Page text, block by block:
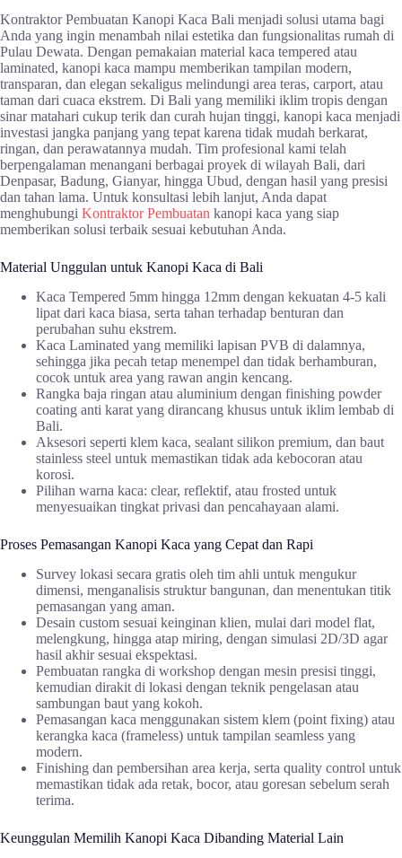
Kontraktor Pembuatan Kanopi Kaca Bali menjadi solusi utama bagi
Anda yang ingin menambah nilai estetika dan fungsionalitas rumah di
Pulau Dewata. Dengan pemakaian material kaca tempered atau
laminated, kanopi kaca mampu memberikan tampilan modern,
transparan, dan elegan sekaligus melindungi area teras, carport, atau
taman dari cuaca ekstrem. Di Bali yang memiliki iklim tropis dengan
sinar matahari cukup terik dan curah hujan tinggi, kanopi kaca menjadi
investasi jangka panjang yang tepat karena tidak mudah berkarat,
ringan, dan perawatannya mudah. Tim profesional kami telah
berpengalaman menangani berbagai proyek di wilayah Bali, dari
Denpasar, Badung, Gianyar, hingga Ubud, dengan hasil yang presisi
dan tahan lama. Untuk konsultasi lebih lanjut, Anda dapat
menghubungi Kontraktor Pembuatan kanopi kaca yang siap
memberikan solusi terbaik sesuai kebutuhan Anda.
Material Unggulan untuk Kanopi Kaca di Bali
Kaca Tempered 5mm hingga 12mm dengan kekuatan 4-5 kali
lipat dari kaca biasa, serta tahan terhadap benturan dan
perubahan suhu ekstrem.
Kaca Laminated yang memiliki lapisan PVB di dalamnya,
sehingga jika pecah tetap menempel dan tidak berhamburan,
cocok untuk area yang rawan angin kencang.
Rangka baja ringan atau aluminium dengan finishing powder
coating anti karat yang dirancang khusus untuk iklim lembab di
Bali.
Aksesori seperti klem kaca, sealant silikon premium, dan baut
stainless steel untuk memastikan tidak ada kebocoran atau
korosi.
Pilihan warna kaca: clear, reflektif, atau frosted untuk
menyesuaikan tingkat privasi dan pencahayaan alami.
Proses Pemasangan Kanopi Kaca yang Cepat dan Rapi
Survey lokasi secara gratis oleh tim ahli untuk mengukur
dimensi, menganalisis struktur bangunan, dan menentukan titik
pemasangan yang aman.
Desain custom sesuai keinginan klien, mulai dari model flat,
melengkung, hingga atap miring, dengan simulasi 2D/3D agar
hasil akhir sesuai ekspektasi.
Pembuatan rangka di workshop dengan mesin presisi tinggi,
kemudian dirakit di lokasi dengan teknik pengelasan atau
sambungan baut yang kokoh.
Pemasangan kaca menggunakan sistem klem (point fixing) atau
kerangka kaca (frameless) untuk tampilan seamless yang
modern.
Finishing dan pembersihan area kerja, serta quality control untuk
memastikan tidak ada retak, bocor, atau goresan sebelum serah
terima.
Keunggulan Memilih Kanopi Kaca Dibanding Material Lain